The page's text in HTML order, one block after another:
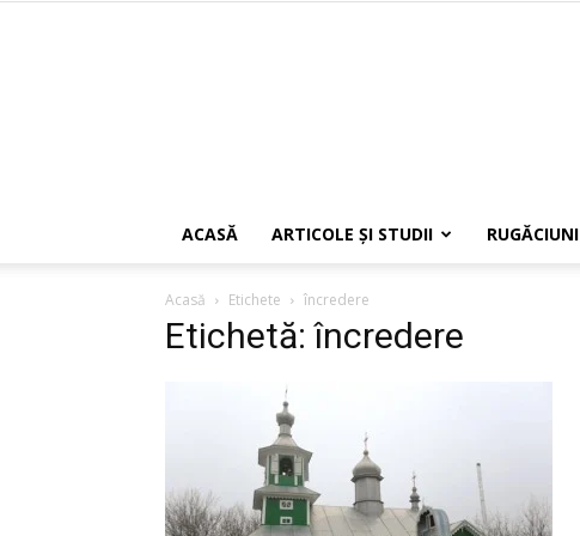
ACASĂ ARTICOLE ŞI STUDII RUGĂCIUNI
Acasă Etichete încredere
Etichetă: încredere